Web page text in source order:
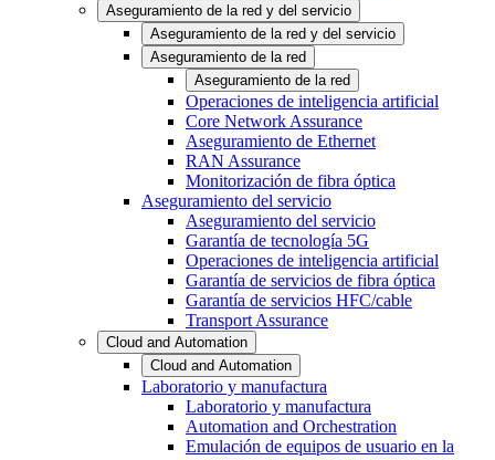
Aseguramiento de la red y del servicio
Aseguramiento de la red y del servicio
Aseguramiento de la red
Aseguramiento de la red
Operaciones de inteligencia artificial
Core Network Assurance
Aseguramiento de Ethernet
RAN Assurance
Monitorización de fibra óptica
Aseguramiento del servicio
Aseguramiento del servicio
Garantía de tecnología 5G
Operaciones de inteligencia artificial
Garantía de servicios de fibra óptica
Garantía de servicios HFC/cable
Transport Assurance
Cloud and Automation
Cloud and Automation
Laboratorio y manufactura
Laboratorio y manufactura
Automation and Orchestration
Emulación de equipos de usuario en la